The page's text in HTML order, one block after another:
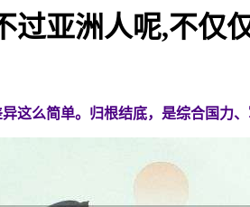
过亚洲人呢,不仅
这么简单。归根结底，是综合国力